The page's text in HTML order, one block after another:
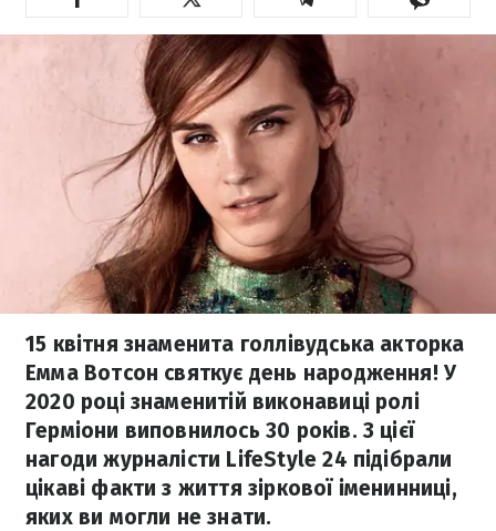
15 квітня знаменита голлівудська акторка
Емма Вотсон святкує день народження! У
2020 році знаменитій виконавиці ролі
Герміони виповнилось 30 років. З цієї
нагоди журналісти LifeStyle 24 підібрали
цікаві факти з життя зіркової іменинниці,
яких ви могли не знати.